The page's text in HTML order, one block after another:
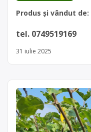
Produs și vândut de:
tel. 0749519169
31 iulie 2025